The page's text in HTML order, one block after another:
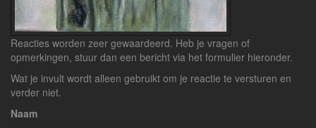
Reacties worden zeer gewaardeerd. Heb je vragen of
opmerkingen, stuur dan een bericht via het formulier hieronder.
Wat je invult wordt alleen gebruikt om je reactie te versturen en
verder niet.
Naam